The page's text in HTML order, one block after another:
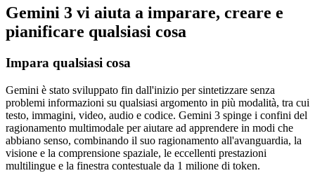
Gemini 3 vi aiuta a imparare, creare e
pianificare qualsiasi cosa
Impara qualsiasi cosa
Gemini è stato sviluppato fin dall'inizio per sintetizzare senza
problemi informazioni su qualsiasi argomento in più modalità, tra cui
testo, immagini, video, audio e codice. Gemini 3 spinge i confini del
ragionamento multimodale per aiutare ad apprendere in modi che
abbiano senso, combinando il suo ragionamento all'avanguardia, la
visione e la comprensione spaziale, le eccellenti prestazioni
multilingue e la finestra contestuale da 1 milione di token.